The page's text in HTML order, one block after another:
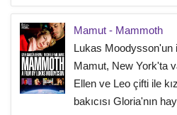
Mamut - Mammoth
Lukas Moodysson'un
Mamut, New York'ta
Ellen ve Leo çifti ile
bakıcısı Gloria'nın